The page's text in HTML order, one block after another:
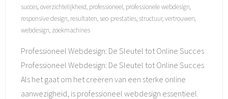
succes,overzichtelijkheid, professioneel, professionele webdesign,
responsive design, resultaten, seo-prestaties, structuur,vertrouwen,
webdesign, zoekmachines
Professioneel Webdesign: De Sleutel tot Online Succes
Professioneel Webdesign: De Sleutel tot Online Succes
Als het gaat om het creëren van een sterke online
aanwezigheid, is professioneel webdesign essentieel.